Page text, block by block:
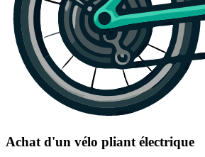
Achat d'un vélo pliant électrique